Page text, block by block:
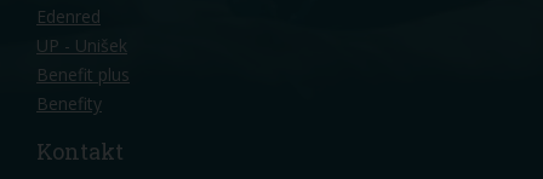
Edenred
UP - Unišek
Benefit plus
Benefity
Kontakt